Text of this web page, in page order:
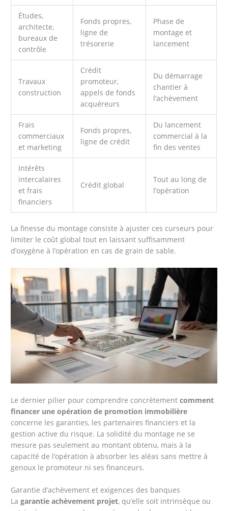
Études,
architecte,
bureaux de
contrôle
Fonds propres,
ligne de
trésorerie
Phase de
montage et
lancement
Travaux
construction
Crédit
promoteur,
appels de fonds
acquéreurs
Du démarrage
chantier à
l’achèvement
Frais
commerciaux
et marketing
Fonds propres,
ligne de crédit
Du lancement
commercial à la
fin des ventes
Intérêts
intercalaires
et frais
financiers
Crédit global
Tout au long de
l’opération
La finesse du montage consiste à ajuster ces curseurs pour
limiter le coût global tout en laissant suffisamment
d’oxygène à l’opération en cas de grain de sable.
Le dernier pilier pour comprendre concrètementcomment
financer une opération de promotion immobilière
concerne les garanties, les partenaires financiers et la
gestion active du risque. La solidité du montage ne se
mesure pas seulement au montant obtenu, mais à la
capacité de l’opération à absorber les aléas sans mettre à
genoux le promoteur ni ses financeurs.
Garantie d’achèvement et exigences des banques
Lagarantie achèvement projet, qu’elle soit intrinsèque ou